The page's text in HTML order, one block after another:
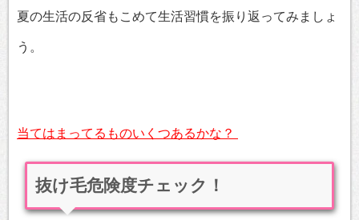
夏の生活の反省もこめて生活習慣を振り返ってみましょ
う。
当てはまってるものいくつあるかな？
抜け毛危険度チェック！